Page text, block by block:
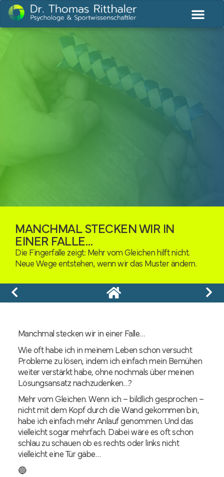
MANCHMAL STECKEN WIR IN
EINER FALLE…
Die Fingerfalle zeigt: Mehr vom Gleichen hilft nicht.
Neue Wege entstehen, wenn wir das Muster ändern.
Manchmal stecken wir in einer Falle…
Wie oft habe ich in meinem Leben schon versucht
Probleme zu lösen, indem ich einfach mein Bemühen
weiter verstärkt habe, ohne nochmals über meinen
Lösungsansatz nachzudenken…?
Mehr vom Gleichen. Wenn ich – bildlich gesprochen –
nicht mit dem Kopf durch die Wand gekommen bin,
habe ich einfach mehr Anlauf genommen. Und das
vielleicht sogar mehrfach. Dabei wäre es oft schon
schlau zu schauen ob es rechts oder links nicht
vielleicht eine Tür gäbe…
🔵